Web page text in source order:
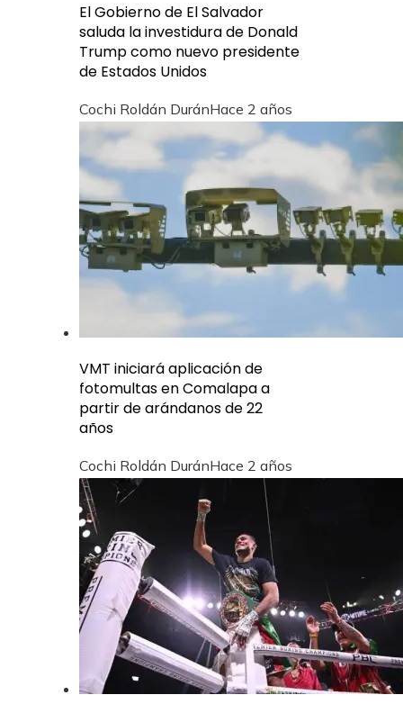
El Gobierno de El Salvador
saluda la investidura de Donald
Trump como nuevo presidente
de Estados Unidos
Cochi Roldán DuránHace 2 años
VMT iniciará aplicación de
fotomultas en Comalapa a
partir de arándanos de 22
años
Cochi Roldán DuránHace 2 años